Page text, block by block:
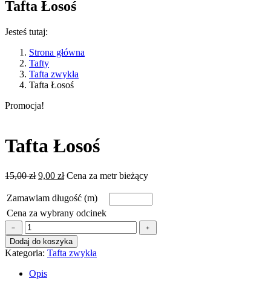
Tafta Łosoś
Jesteś tutaj:
Strona główna
Tafty
Tafta zwykła
Tafta Łosoś
Promocja!
Tafta Łosoś
15,00zł Pierwotna
wynosiła:
15,00 zł.
9,00 złAktualna
wynosi:
9,00 zł.
Cena za metr bieżący
Zamawiam długość (m)
Cena za wybrany odcinek
ilość
Tafta
Łosoś
﹣
﹢
Dodaj do koszyka
Kategoria: Tafta zwykła
Opis